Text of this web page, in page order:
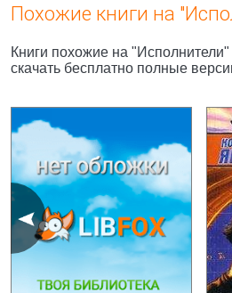
Похожие книги на
Книги похожие на "Исполнители"
скачать бесплатно полные